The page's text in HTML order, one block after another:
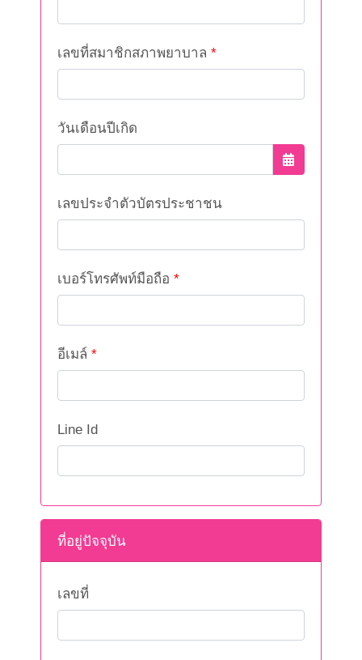
เลขที่สมาชิกสภาพยาบาล *
วันเดือนปีเกิด
เลขประจำตัวบัตรประชาชน
เบอร์โทรศัพท์มือถือ *
อีเมล์ *
Line Id
ที่อยู่ปัจจุบัน
เลขที่